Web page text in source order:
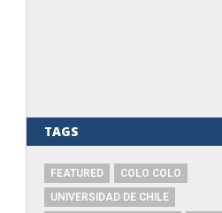
TAGS
FEATURED
COLO COLO
UNIVERSIDAD DE CHILE